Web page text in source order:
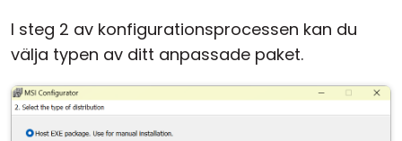
I steg 2 av konfigurationsprocessen kan du
välja typen av ditt anpassade paket.